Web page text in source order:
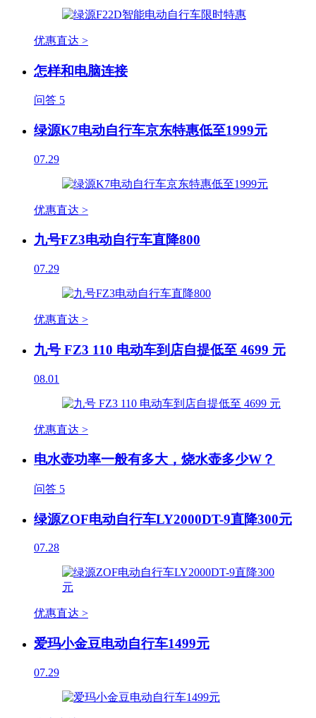
优惠直达 >
怎样和电脑连接
问答 5
绿源K7电动自行车京东特惠低至1999元
07.29
优惠直达 >
九号FZ3电动自行车直降800
07.29
优惠直达 >
九号 FZ3 110 电动车到店自提低至 4699 元
08.01
优惠直达 >
电水壶功率一般有多大，烧水壶多少W？
问答 5
绿源ZOF电动自行车LY2000DT-9直降300元
07.28
优惠直达 >
爱玛小金豆电动自行车1499元
07.29